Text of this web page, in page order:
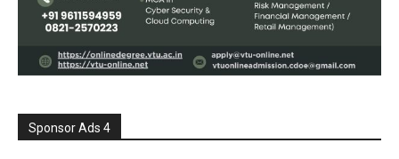
Sponsor Ads 4